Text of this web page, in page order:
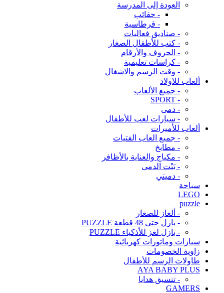
العودة إلى المدرسة
- حقائب
- قرطاسية
- صناديق فعاليات
- كتب للأطفال الصغار
- الحروف والأرقام
- كراسات تعليمية
- وقت الرسم والاشغال
ألعاب للاولاد
- جميع الألعاب
- SPORT
- دمى
- سيارات لعب للأطفال
ألعاب للأميرات
- جميع العاب الفتيات
- مطابخ
- مكياج والعناية بالأظافر
- بَيْت الدمى
- دميتي
سباحة
LEGO
puzzle
- ألغاز للصغار
- بازل حتى 48 قطعة PUZZLE
- بازل لغز للأذكياء PUZZLE
سيارات وماتورات كهربائية
زاوية الخصومات
طاولات الرسم للأطفال
AYA BABY PLUS
- تنسيق هدايا
GAMERS